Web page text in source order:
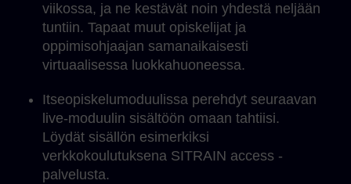
viikossa, ja ne kestävät noin yhdestä neljään
tuntiin. Tapaat muut opiskelijat ja
oppimisohjaajan samanaikaisesti
virtuaalisessa luokkahuoneessa.
Itseopiskelumoduulissa perehdyt seuraavan
live-moduulin sisältöön omaan tahtiisi.
Löydät sisällön esimerkiksi
verkkokoulutuksena SITRAIN access -
palvelusta.